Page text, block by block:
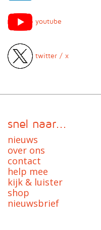
youtube
twitter / x
snel naar...
nieuws
over ons
contact
help mee
kijk & luister
shop
nieuwsbrief